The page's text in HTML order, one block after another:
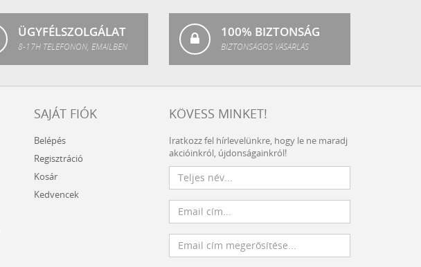
ÜGYFÉLSZOLGÁLAT
8-17H TELEFONON, EMAILBEN
100% BIZTONSÁG
BIZTONSÁGOS VÁSÁRLÁS
SAJÁT FIÓK
Belépés
Regisztráció
Kosár
Kedvencek
KÖVESS MINKET!
Iratkozz fel hírlevelünkre, hogy le ne maradj
akcióinkról, újdonságainkról!